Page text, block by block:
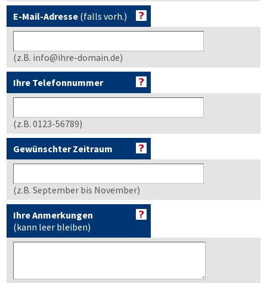
E-Mail-Adresse (falls vorh.)
(z.B. info@ihre-domain.de)
Ihre Telefonnummer
(z.B. 0123-56789)
Gewünschter Zeitraum
(z.B. September bis November)
Ihre Anmerkungen
(kann leer bleiben)